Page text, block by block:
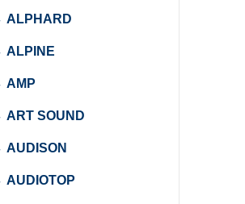
ALPHARD
ALPINE
AMP
ART SOUND
AUDISON
AUDIOTOP